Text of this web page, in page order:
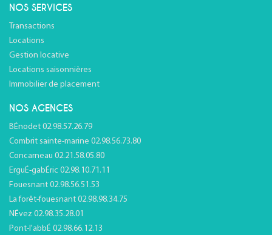
NOS SERVICES
Transactions
Locations
Gestion locative
Locations saisonnières
Immobilier de placement
NOS AGENCES
BÉnodet 02.98.57.26.79
Combrit sainte-marine 02.98.56.73.80
Concarneau 02.21.58.05.80
ErguÉ-gabÉric 02.98.10.71.11
Fouesnant 02.98.56.51.53
La forêt-fouesnant 02.98.98.34.75
NÉvez 02.98.35.28.01
Pont-l'abbÉ 02.98.66.12.13